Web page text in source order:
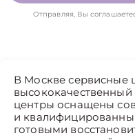
Отправляя, Вы
В Москве сервисные
центры оснащены
и
готовыми